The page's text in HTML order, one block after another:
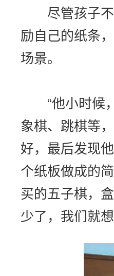
尽管孩子不
励自己的纸条
场景。
“他小时候，
象棋、跳棋等
好，最后发现
个纸板做成的
买的五子棋，
少了，我们就